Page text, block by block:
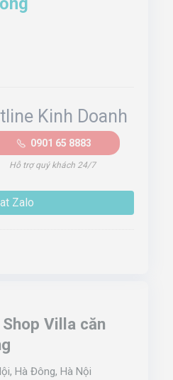
Villa căn
Hà Đông, Hà Nội
Kinh Doanh
0901 65 8883
Hỗ trợ quý khách 24/7
Zalo